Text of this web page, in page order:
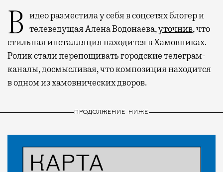
Видео разместила у себя в соцсетях блогер и телеведущая Алена Водонаева,уточнив, что
стильная инсталляция находится в Хамовниках.
Ролик стали перепощивать городские телеграм-
каналы, досмысливая, что композиция находится
в одном из хамовнических дворов.
ПРОДОЛЖЕНИЕ НИЖЕ